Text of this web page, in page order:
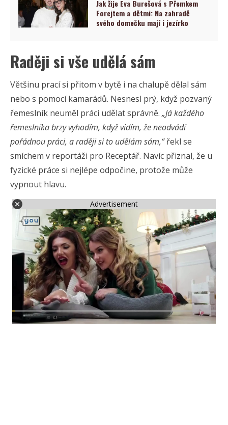
Jak žije Eva Burešová s Přemkem
Forejtem a dětmi: Na zahradě
svého domečku mají i jezírko
Raději si vše udělá sám
Většinu prací si přitom v bytě i na chalupě dělal sám
nebo s pomocí kamarádů. Nesnesl prý, když pozvaný
řemeslník neuměl práci udělat správně. „Já každého
řemeslníka brzy vyhodím, když vidím, že neodvádí
pořádnou práci, a raději si to udělám sám,“řekl se
smíchem v reportáži pro Receptář. Navíc přiznal, že u
fyzické práce si nejlépe odpočine, protože může
vypnout hlavu.
Advertisement